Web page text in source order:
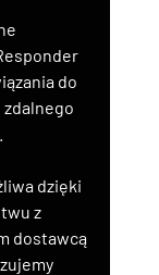
do
dzięki
z
dostawcą